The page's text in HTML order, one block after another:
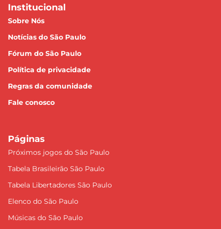
Institucional
Sobre Nós
Notícias do São Paulo
Fórum do São Paulo
Política de privacidade
Regras da comunidade
Fale conosco
Páginas
Próximos jogos do São Paulo
Tabela Brasileirão São Paulo
Tabela Libertadores São Paulo
Elenco do São Paulo
Músicas do São Paulo